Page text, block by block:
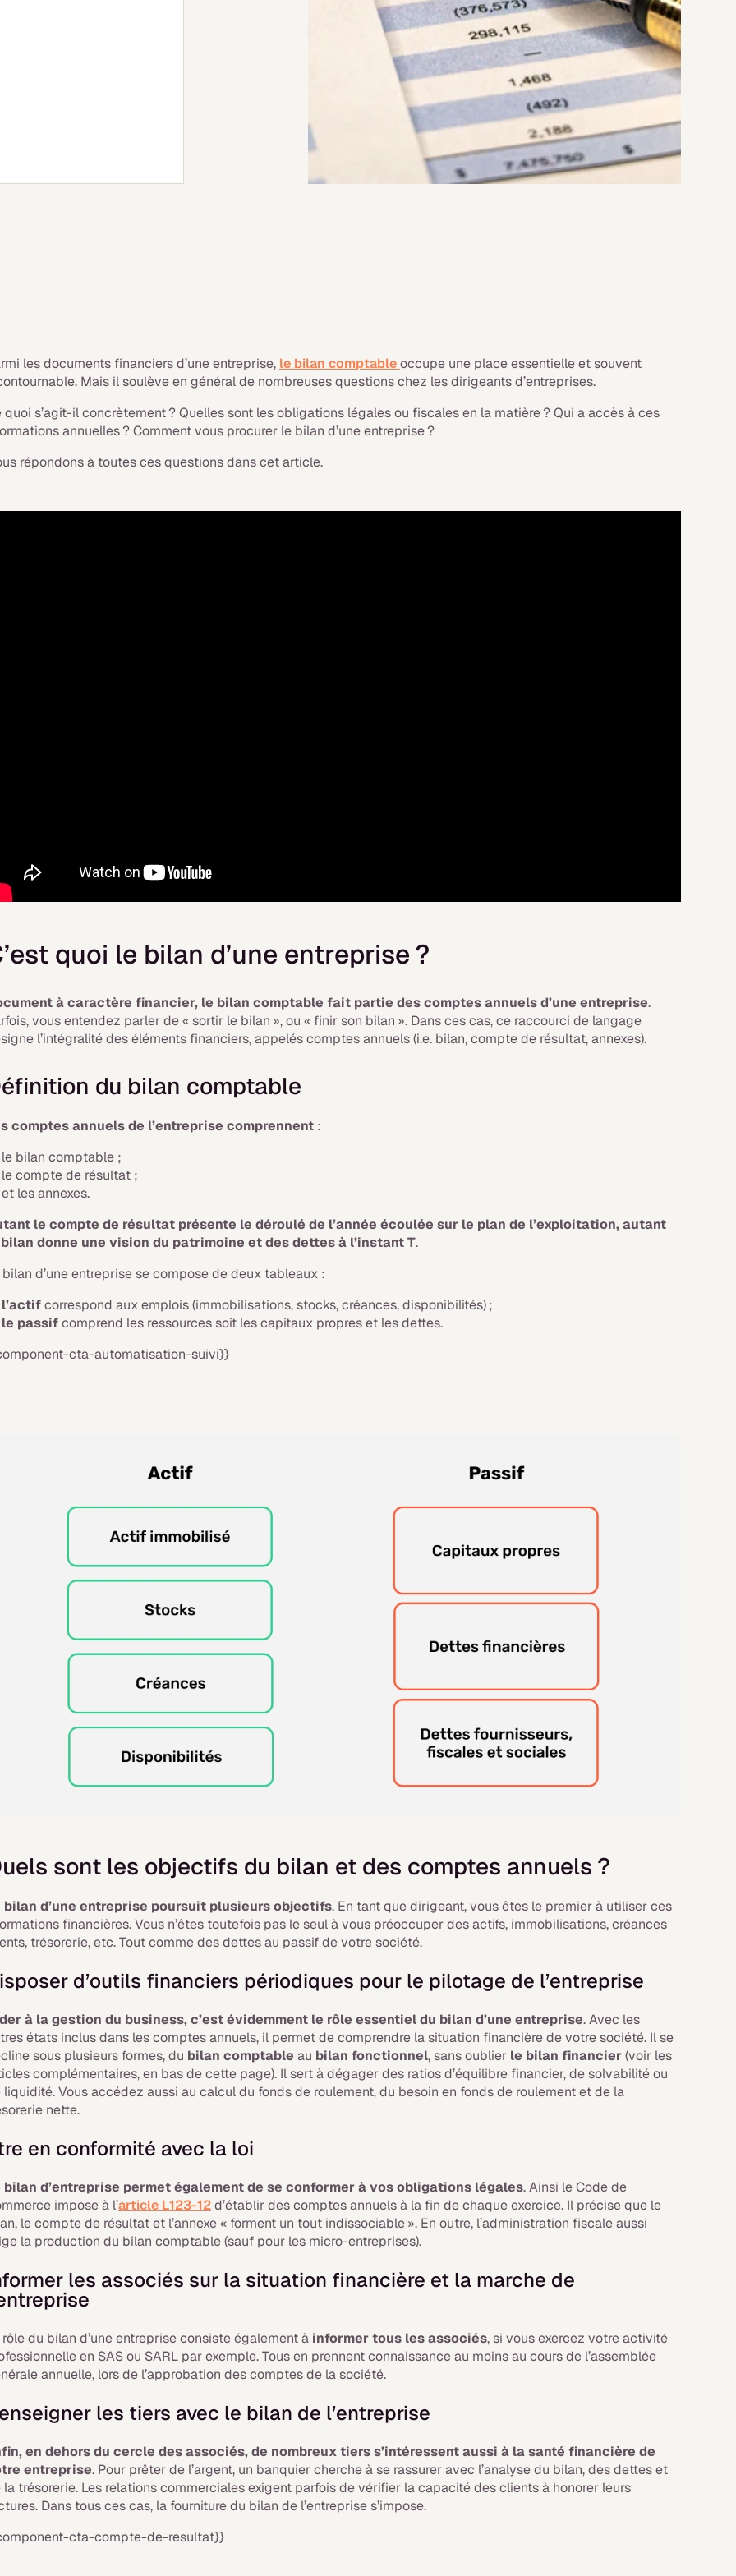
les documents financiers d’une entreprise, le bilan comptableoccupe une place essentielle et souvent
Mais il soulève en général de nombreuses questions chez les dirigeants d’entreprises.
quoi s’agit-il concrètement ? Quelles sont les obligations légales ou fiscales en la matière ? Qui a accès à ces
annuelles ? Comment vous procurer le bilan d’une entreprise ?
répondons à toutes ces questions dans cet article.
quoi le bilan d’une entreprise ?
à caractère financier, le bilan comptable fait partie des comptes annuels d’une entreprise.
vous entendez parler de « sortir le bilan », ou « finir son bilan ». Dans ces cas, ce raccourci de langage
l’intégralité des éléments financiers, appelés comptes annuels (i.e. bilan, compte de résultat, annexes).
du bilan comptable
comptes annuels de l’entreprise comprennent :
le bilan comptable ;
le compte de résultat ;
et les annexes.
le compte de résultat présente le déroulé de l’année écoulée sur le plan de l’exploitation, autant
donne une vision du patrimoine et des dettes à l’instant T.
bilan d’une entreprise se compose de deux tableaux :
l’actifcorrespond aux emplois (immobilisations, stocks, créances, disponibilités) ;
le passifcomprend les ressources soit les capitaux propres et les dettes.
cta-automatisation-suivi}}
sont les objectifs du bilan et des comptes annuels ?
bilan d’une entreprise poursuit plusieurs objectifs. En tant que dirigeant, vous êtes le premier à utiliser ces
financières. Vous n’êtes toutefois pas le seul à vous préoccuper des actifs, immobilisations, créances
trésorerie, etc. Tout comme des dettes au passif de votre société.
d’outils financiers périodiques pour le pilotage de l’entreprise
à la gestion du business, c’est évidemment le rôle essentiel du bilan d’une entreprise. Avec les
états inclus dans les comptes annuels, il permet de comprendre la situation financière de votre société. Il se
sous plusieurs formes, du bilan comptable au bilan fonctionnel, sans oublier le bilan financier(voir les
complémentaires, en bas de cette page). Il sert à dégager des ratios d’équilibre financier, de solvabilité ou
liquidité. Vous accédez aussi au calcul du fonds de roulement, du besoin en fonds de roulement et de la
nette.
en conformité avec la loi
bilan d’entreprise permet également de se conformer à vos obligations légales. Ainsi le Code de
impose à l’article L123-12d’établir des comptes annuels à la fin de chaque exercice. Il précise que le
le compte de résultat et l’annexe « forment un tout indissociable ». En outre, l’administration fiscale aussi
la production du bilan comptable (sauf pour les micro-entreprises).
les associés sur la situation financière et la marche de
rôle du bilan d’une entreprise consiste également à informer tous les associés, si vous exercez votre activité
en SAS ou SARL par exemple. Tous en prennent connaissance au moins au cours de l’assemblée
annuelle, lors de l’approbation des comptes de la société.
les tiers avec le bilan de l’entreprise
en dehors du cercle des associés, de nombreux tiers s’intéressent aussi à la santé financière de
entreprise. Pour prêter de l’argent, un banquier cherche à se rassurer avec l’analyse du bilan, des dettes et
la trésorerie. Les relations commerciales exigent parfois de vérifier la capacité des clients à honorer leurs
Dans tous ces cas, la fourniture du bilan de l’entreprise s’impose.
cta-compte-de-resultat}}